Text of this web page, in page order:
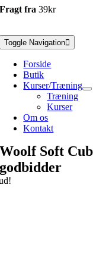
Fragt fra39kr
Toggle Navigation
Forside
Butik
Kurser/Træning
Træning
Kurser
Om os
Kontakt
Woolf Soft
godbidder